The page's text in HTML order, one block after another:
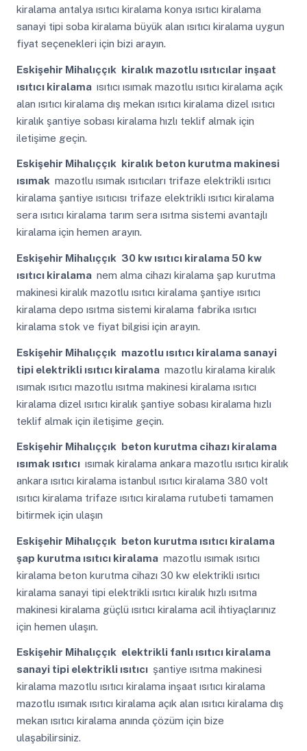
kiralama antalya ısıtıcı kiralama konya ısıtıcı kiralama
sanayi tipi soba kiralama büyük alan ısıtıcı kiralama uygun
fiyat seçenekleri için bizi arayın.
Eskişehir Mihalıççık kiralık mazotlu ısıtıcılar inşaat
ısıtıcı kiralama ısıtıcı ısımak mazotlu ısıtıcı kiralama açık
alan ısıtıcı kiralama dış mekan ısıtıcı kiralama dizel ısıtıcı
kiralık şantiye sobası kiralama hızlı teklif almak için
iletişime geçin.
Eskişehir Mihalıççık kiralık beton kurutma makinesi
ısımak mazotlu ısımak ısıtıcıları trifaze elektrikli ısıtıcı
kiralama şantiye ısıtıcısı trifaze elektrikli ısıtıcı kiralama
sera ısıtıcı kiralama tarım sera ısıtma sistemi avantajlı
kiralama için hemen arayın.
Eskişehir Mihalıççık 30 kw ısıtıcı kiralama 50 kw
ısıtıcı kiralama nem alma cihazı kiralama şap kurutma
makinesi kiralık mazotlu ısıtıcı kiralama şantiye ısıtıcı
kiralama depo ısıtma sistemi kiralama fabrika ısıtıcı
kiralama stok ve fiyat bilgisi için arayın.
Eskişehir Mihalıççık mazotlu ısıtıcı kiralama sanayi
tipi elektrikli ısıtıcı kiralama mazotlu kiralama kiralık
ısımak ısıtıcı mazotlu ısıtma makinesi kiralama ısıtıcı
kiralama dizel ısıtıcı kiralık şantiye sobası kiralama hızlı
teklif almak için iletişime geçin.
Eskişehir Mihalıççık beton kurutma cihazı kiralama
ısımak ısıtıcı ısımak kiralama ankara mazotlu ısıtıcı kiralık
ankara ısıtıcı kiralama istanbul ısıtıcı kiralama 380 volt
ısıtıcı kiralama trifaze ısıtıcı kiralama rutubeti tamamen
bitirmek için ulaşın
Eskişehir Mihalıççık beton kurutma ısıtıcı kiralama
şap kurutma ısıtıcı kiralama mazotlu ısımak ısıtıcı
kiralama beton kurutma cihazı 30 kw elektrikli ısıtıcı
kiralama sanayi tipi elektrikli ısıtıcı kiralık hızlı ısıtma
makinesi kiralama güçlü ısıtıcı kiralama acil ihtiyaçlarınız
için hemen ulaşın.
Eskişehir Mihalıççık elektrikli fanlı ısıtıcı kiralama
sanayi tipi elektrikli ısıtıcı şantiye ısıtma makinesi
kiralama mazotlu ısıtıcı kiralama inşaat ısıtıcı kiralama
mazotlu ısımak ısıtıcı kiralama açık alan ısıtıcı kiralama dış
mekan ısıtıcı kiralama anında çözüm için bize
ulaşabilirsiniz.